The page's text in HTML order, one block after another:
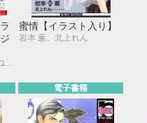
九州男児、芥 ミチ、アユ・ヤマネ、糸井のぞ、今井ゆうみ、宇野ジニア、カシオ、草間さかえ、KUJIRA、紺、名取いさと、西田 東、仁茂田あい、はにわ、峰島なわこ、ヤマヲミ
蜜情【イラスト入り】
岩本 薫、北上れん
電子書籍